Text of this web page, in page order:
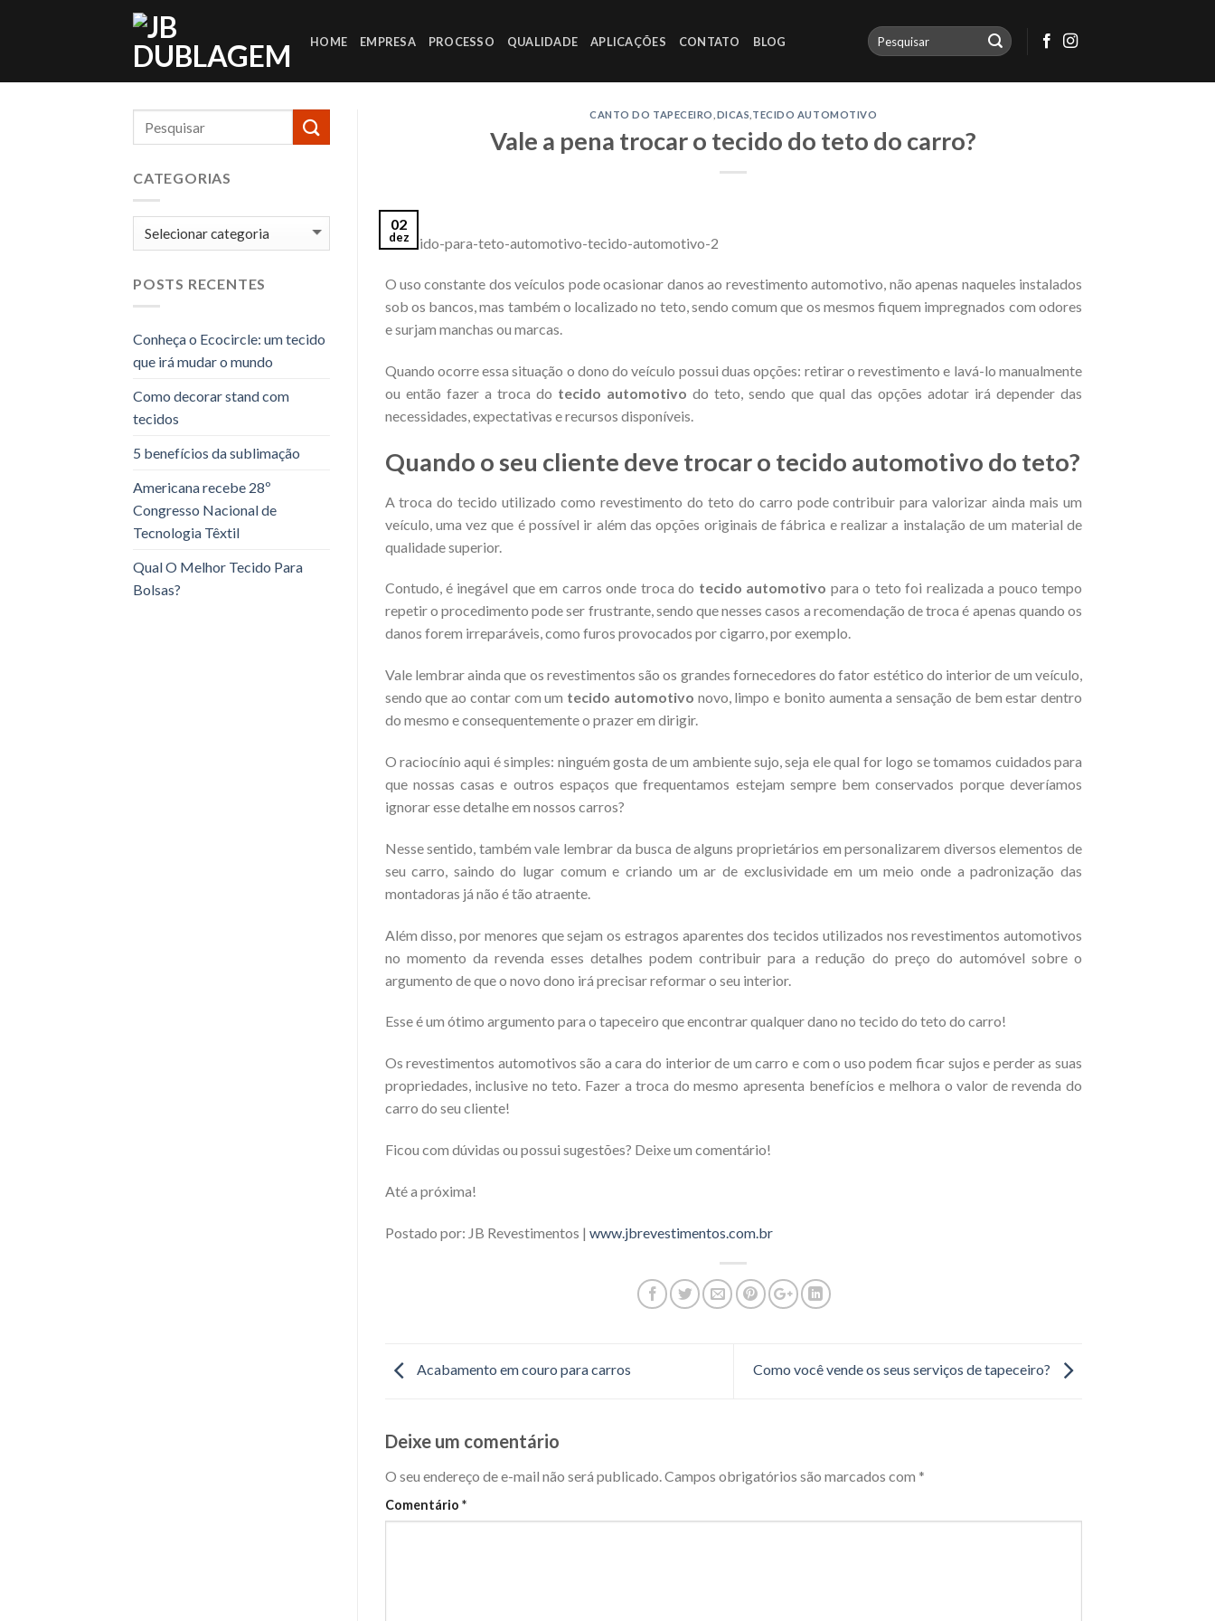
HOME EMPRESA PROCESSO QUALIDADE APLICAÇÕES CONTATO BLOG
CATEGORIAS
Categorias
POSTS RECENTES
Conheça o Ecocircle: um tecido
que irá mudar o mundo
Como decorar stand com
tecidos
5 benefícios da sublimação
Americana recebe 28º
Congresso Nacional de
Tecnologia Têxtil
Qual O Melhor Tecido Para
Bolsas?
CANTO DO TAPECEIRO DICAS TECIDO AUTOMOTIVO
Vale a pena trocar o tecido do teto do carro?
02
dez
O uso constante dos veículos pode ocasionar danos ao revestimento automotivo, não apenas naqueles instalados
sob os bancos, mas também o localizado no teto, sendo comum que os mesmos fiquem impregnados com odores
e surjam manchas ou marcas.
Quando ocorre essa situação o dono do veículo possui duas opções: retirar o revestimento e lavá-lo manualmente
ou então fazer a troca do tecido automotivo do teto, sendo que qual das opções adotar irá depender das
necessidades, expectativas e recursos disponíveis.
Quando o seu cliente deve trocar o tecido automotivo do teto?
A troca do tecido utilizado como revestimento do teto do carro pode contribuir para valorizar ainda mais um
veículo, uma vez que é possível ir além das opções originais de fábrica e realizar a instalação de um material de
qualidade superior.
Contudo, é inegável que em carros onde troca do tecido automotivo para o teto foi realizada a pouco tempo
repetir o procedimento pode ser frustrante, sendo que nesses casos a recomendação de troca é apenas quando os
danos forem irreparáveis, como furos provocados por cigarro, por exemplo.
Vale lembrar ainda que os revestimentos são os grandes fornecedores do fator estético do interior de um veículo,
sendo que ao contar com um tecido automotivo novo, limpo e bonito aumenta a sensação de bem estar dentro
do mesmo e consequentemente o prazer em dirigir.
O raciocínio aqui é simples: ninguém gosta de um ambiente sujo, seja ele qual for logo se tomamos cuidados para
que nossas casas e outros espaços que frequentamos estejam sempre bem conservados porque deveríamos
ignorar esse detalhe em nossos carros?
Nesse sentido, também vale lembrar da busca de alguns proprietários em personalizarem diversos elementos de
seu carro, saindo do lugar comum e criando um ar de exclusividade em um meio onde a padronização das
montadoras já não é tão atraente.
Além disso, por menores que sejam os estragos aparentes dos tecidos utilizados nos revestimentos automotivos
no momento da revenda esses detalhes podem contribuir para a redução do preço do automóvel sobre o
argumento de que o novo dono irá precisar reformar o seu interior.
Esse é um ótimo argumento para o tapeceiro que encontrar qualquer dano no tecido do teto do carro!
Os revestimentos automotivos são a cara do interior de um carro e com o uso podem ficar sujos e perder as suas
propriedades, inclusive no teto. Fazer a troca do mesmo apresenta benefícios e melhora o valor de revenda do
carro do seu cliente!
Ficou com dúvidas ou possui sugestões? Deixe um comentário!
Até a próxima!
Postado por: JB Revestimentos | www.jbrevestimentos.com.br
Acabamento em couro para carros Como você vende os seus serviços de tapeceiro?
Deixe um comentário
O seu endereço de e-mail não será publicado.Campos obrigatórios são marcados com *
Comentário *